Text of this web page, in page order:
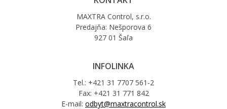
MAXTRA Control, s.r.o.
Predajňa: Nešporova 6
927 01 Šaľa
INFOLINKA
Tel.: +421 31 7707 561-2
Fax: +421 31 771 842
E-mail: odbyt@maxtracontrol.sk